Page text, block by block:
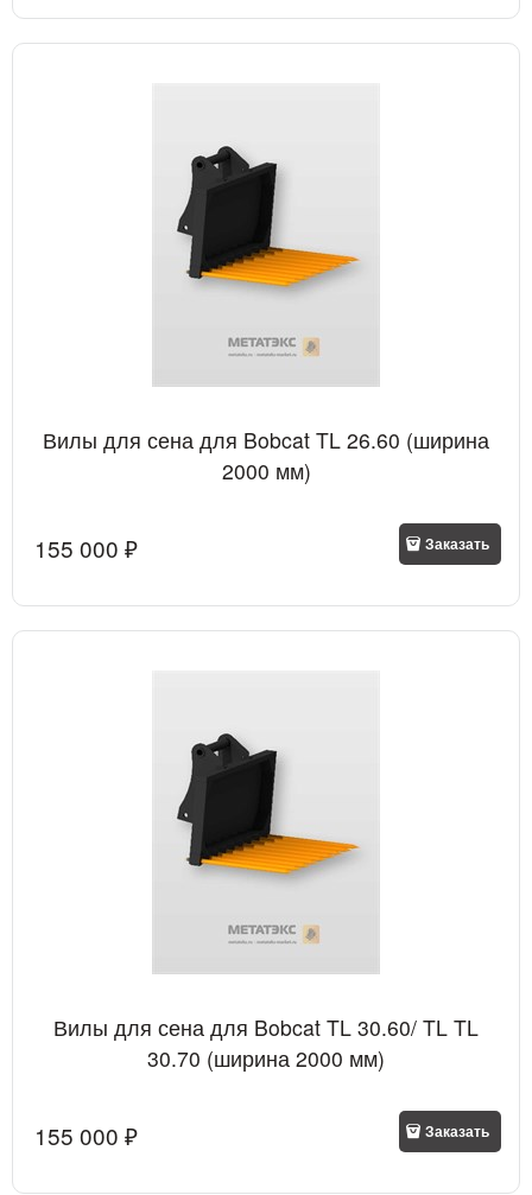
Вилы для сена для Bobcat TL 26.60 (ширина
2000 мм)
155 000 ₽ Заказать
Вилы для сена для Bobcat TL 30.60/ TL TL
30.70 (ширина 2000 мм)
155 000 ₽ Заказать